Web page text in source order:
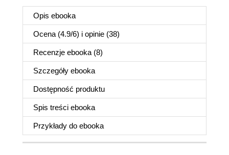
Opis ebooka
Ocena (4.9/6) i opinie (38)
Recenzje ebooka (8)
Szczegóły ebooka
Dostępność produktu
Spis treści ebooka
Przykłady do ebooka